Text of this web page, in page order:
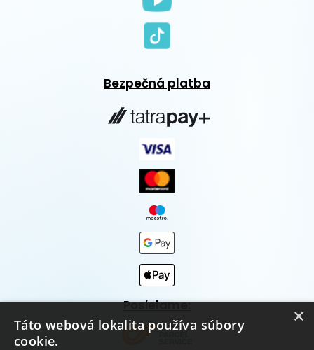
Bezpečná platba
Posielame: ×
Táto webová lokalita používa súbory
cookie.